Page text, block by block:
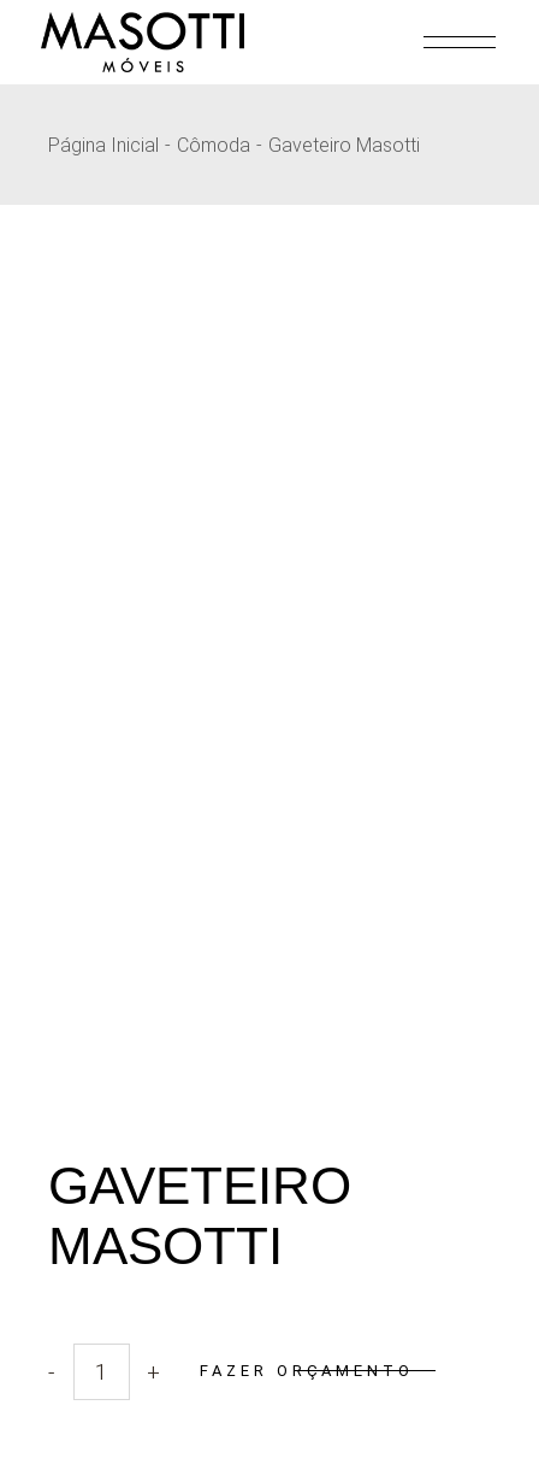
Página Inicial Cômoda Gaveteiro Masotti
GAVETEIRO
MASOTTI
Quantidade Gaveteiro Masotti
- + FAZER ORÇAMENTO